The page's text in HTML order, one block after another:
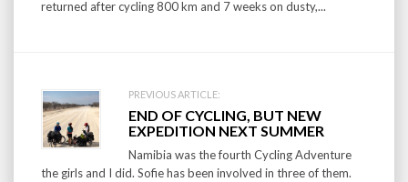
returned after cycling 800 km and 7 weeks on dusty,...
PREVIOUS ARTICLE:
END OF CYCLING, BUT NEW
EXPEDITION NEXT SUMMER
Namibia was the fourth Cycling Adventure
the girls and I did. Sofie has been involved in three of them.